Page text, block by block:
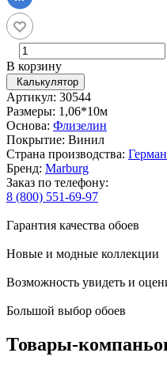
В корзину
Калькулятор
Артикул: 30544
Размеры: 1,06*10м
Основа: Флизелин
Покрытие: Винил
Страна производства:
Бренд: Marburg
Заказ по телефону:
8 (800) 551-69-97
Гарантия качества обоев
Новые и модные коллекции
Возможность увидеть и
Большой выбор обоев
Товары-